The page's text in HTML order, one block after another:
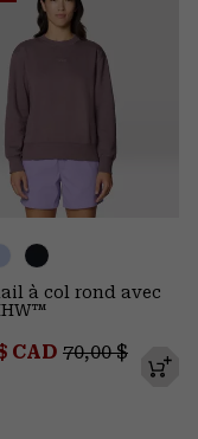
à col rond avec
CAD Regular price:
70,00 $